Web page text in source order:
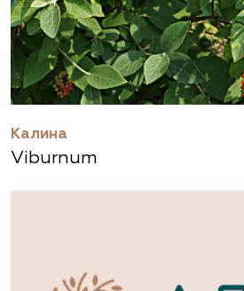
Калина
Viburnum